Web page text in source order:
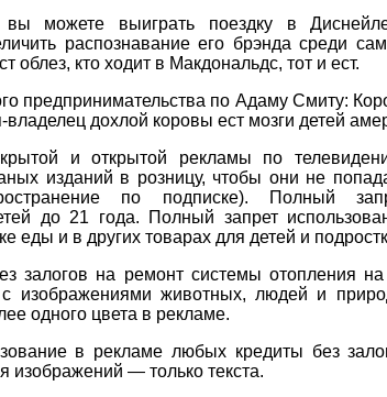
вы можете выиграть поездку в
распознавание его брэнда среди
облез, кто ходит в Макдональдс, тот и ест.
предпринимательства по Адаму Смиту:
владелец дохлой коровы ест мозги детей
и открытой рекламы по
изданий в розницу, чтобы они не
по подписке). Полный
до 21 года. Полный запрет
еды и в других товарах для детей и
залогов на ремонт системы отопления
с изображениями животных, людей и
одного цвета в рекламе.
в рекламе любых кредиты без
изображений — только текста.